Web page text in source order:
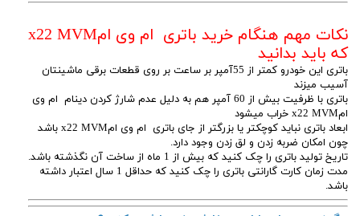
نکات مهم هنگام خرید باتری ام وی امx22 MVM
که باید بدانید
باتری این خودرو کمتر از 55آمپر بر ساعت بر روی قطعات برقی ماشینتان
آسیب میزند
باتری با ظرفیت بیش از 60 آمپر هم به دلیل عدم شارژ کردن دینام ام وی
امx22 MVM خراب میشود
ابعاد باتری نباید کوچکتر یا بزرگتر از جای باتری ام وی امx22 MVM باشد
چون امکان ضربه زدن و لق زدن وجود دارد.
تاریخ تولید باتری را چک کنید که بیش از 1 ماه از ساخت آن نگذشته باشد.
مدت زمان کارت گارانتی باتری را چک کنید که حداقل 1 سال اعتبار داشته
باشد.